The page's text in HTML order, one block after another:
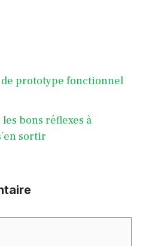
prototype fonctionnel
les bons réflexes à
sortir